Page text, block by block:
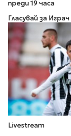
преди 19 часа
Гласувай за
Livestream